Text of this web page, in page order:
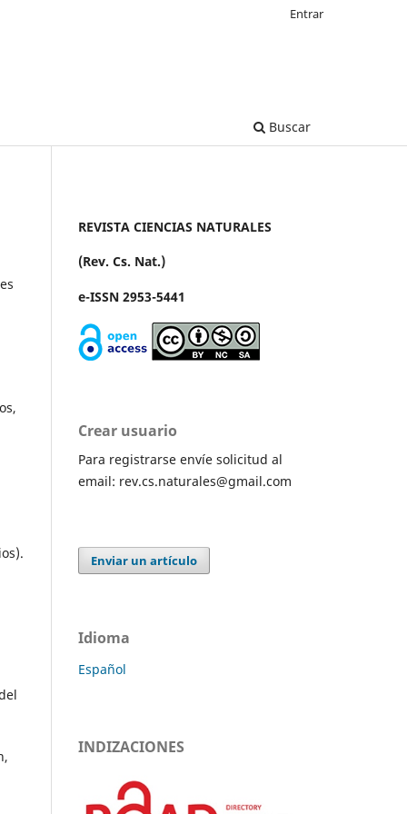
Buscar
Entrar
REVISTA CIENCIAS NATURALES
(Rev. Cs. Nat.)
e-ISSN 2953-5441
Crear usuario
Para registrarse envíe solicitud al
email: rev.cs.naturales@gmail.com
Enviar un artículo
Idioma
Español
INDIZACIONES